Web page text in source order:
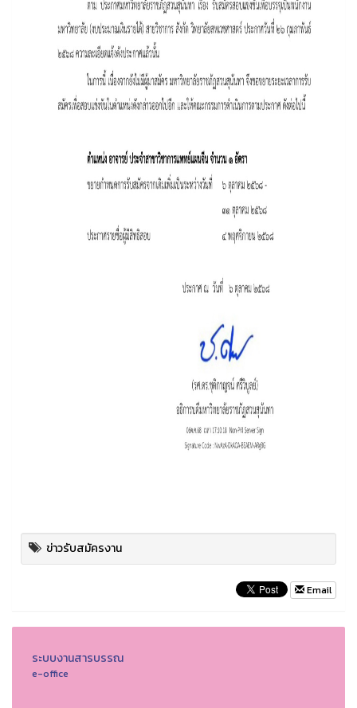
ข่าวรับสมัครงาน
Email
ระบบงานสารบรรณ
e-office